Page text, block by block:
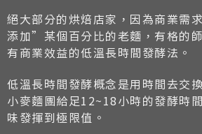
絕大部分的烘焙店家，因為商業需
添加”某個百分比的老麵，有格的
有商業效益的低溫長時間發酵法。
低溫長時間發酵概念是用時間去交
小麥麵團給足12~18小時的發酵時
味發揮到極限值。